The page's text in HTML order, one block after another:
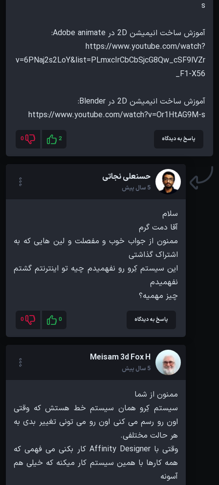
https://www.youtube.com/watch?
v=6PNaj2s2LoY&list=PLmxcIrCbCbSjcG8Qw_cSF9lVZr
https://www.youtube.com/watch?v=Or1HtAG9M-s
پاسخ به دیدگاه 2
0
حسنعلی نجاتی
5 سال پیش
ممنون از جواب خوب و مفصلت و لین هایی که به
این سیستم کِرو رو نفهمیدم چیه تو اینترنتم گشتم
چیز مهمیه؟
پاسخ به دیدگاه 0
0
Meisam 3d Fox H
5 سال پیش
سیستم کِرو همان سیستم خط هستش که وقتی
اون رو رسم می کنی اون رو می تونی تغییر بدی به
وقتی با Affinity Designer کار بکنی می فهمی که
همه کارها با همین سیستم کار میکنه که خیلی هم
آسونه